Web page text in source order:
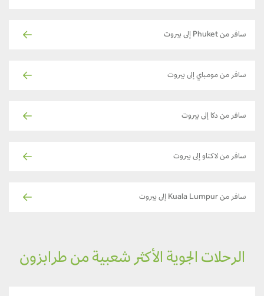
سافر من Phuket إلى بيروت
سافر من مومباي إلى بيروت
سافر من دكا إلى بيروت
سافر من لاكناو إلى بيروت
سافر من Kuala Lumpur إلى بيروت
الرحلات الجوية الأكثر شعبية من طرابزون